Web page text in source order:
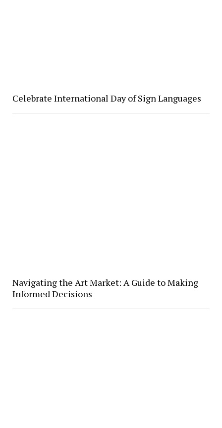
Celebrate International Day of Sign Languages
Navigating the Art Market: A Guide to Making
Informed Decisions